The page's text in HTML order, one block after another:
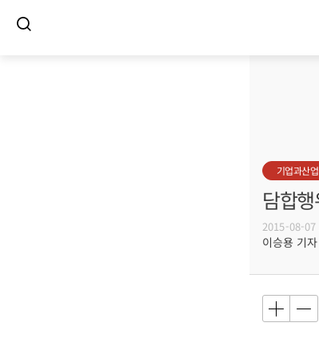
기업과산업
담합
2015-08-
이승용 기